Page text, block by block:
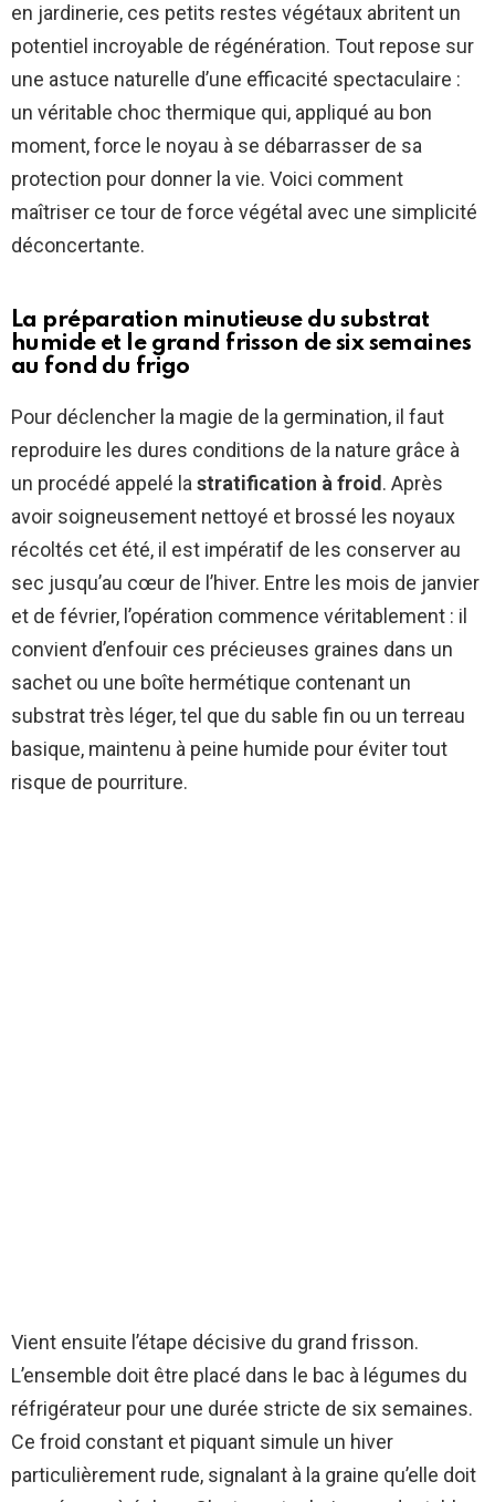
en jardinerie, ces petits restes végétaux abritent un
potentiel incroyable de régénération. Tout repose sur
une astuce naturelle d’une efficacité spectaculaire :
un véritable choc thermique qui, appliqué au bon
moment, force le noyau à se débarrasser de sa
protection pour donner la vie. Voici comment
maîtriser ce tour de force végétal avec une simplicité
déconcertante.
La préparation minutieuse du substrat
humide et le grand frisson de six semaines
au fond du frigo
Pour déclencher la magie de la germination, il faut
reproduire les dures conditions de la nature grâce à
un procédé appelé lastratification à froid. Après
avoir soigneusement nettoyé et brossé les noyaux
récoltés cet été, il est impératif de les conserver au
sec jusqu’au cœur de l’hiver. Entre les mois de janvier
et de février, l’opération commence véritablement : il
convient d’enfouir ces précieuses graines dans un
sachet ou une boîte hermétique contenant un
substrat très léger, tel que du sable fin ou un terreau
basique, maintenu à peine humide pour éviter tout
risque de pourriture.
Vient ensuite l’étape décisive du grand frisson.
L’ensemble doit être placé dans le bac à légumes du
réfrigérateur pour une durée stricte de six semaines.
Ce froid constant et piquant simule un hiver
particulièrement rude, signalant à la graine qu’elle doit